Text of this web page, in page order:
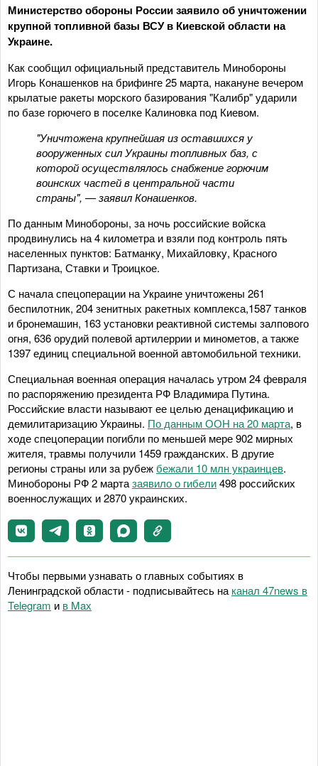
Министерство обороны России заявило об уничтожении
крупной топливной базы ВСУ в Киевской области на
Украине.
Как сообщил официальный представитель Минобороны
Игорь Конашенков на брифинге 25 марта, накануне вечером
крылатые ракеты морского базирования "Калибр" ударили
по базе горючего в поселке Калиновка под Киевом.
"Уничтожена крупнейшая из оставшихся у
вооруженных сил Украины топливных баз, с
которой осуществлялось снабжение горючим
воинских частей в центральной части
страны", — заявил Конашенков.
По данным Минобороны, за ночь российские войска
продвинулись на 4 километра и взяли под контроль пять
населенных пунктов: Батманку, Михайловку, Красного
Партизана, Ставки и Троицкое.
С начала спецоперации на Украине уничтожены 261
беспилотник, 204 зенитных ракетных комплекса,1587 танков
и бронемашин, 163 установки реактивной системы залпового
огня, 636 орудий полевой артилеррии и минометов, а также
1397 единиц специальной военной автомобильной техники.
Специальная военная операция началась утром 24 февраля
по распоряжению президента РФ Владимира Путина.
Российские власти называют ее целью денацификацию и
демилитаризацию Украины. По данным ООН на 20 марта, в
ходе спецоперации погибли по меньшей мере 902 мирных
жителя, травмы получили 1459 гражданских. В другие
регионы страны или за рубежбежали 10 млн украинцев.
Минобороны РФ 2 мартазаявило о гибели498 российских
военнослужащих и 2870 украинских.
Чтобы первыми узнавать о главных событиях в
Ленинградской области - подписывайтесь на канал 47news в
Telegram и в Maх